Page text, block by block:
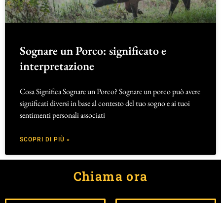
Sognare un Porco: significato e
interpretazione
Cosa Significa Sognare un Porco? Sognare un porco può avere
significati diversi in base al contesto del tuo sogno e ai tuoi
sentimenti personali associati
SCOPRI DI PIÙ »
Chiama ora